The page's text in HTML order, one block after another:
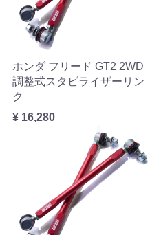
ホンダ フリード GT2 2WD
調整式スタビライザーリン
ク
¥ 16,280